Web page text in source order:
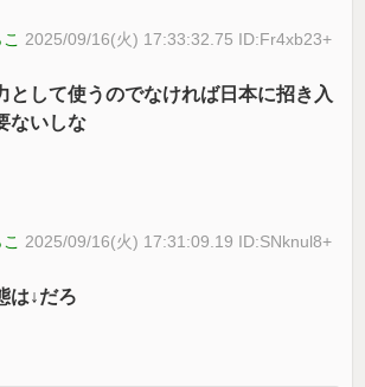
2025/09/16(火) 17:33:32.75 ID:Fr4xb23+
として使うのでなければ日本に招き入
ないしな
2025/09/16(火) 17:31:09.19 ID:SNknul8+
は↓だろ